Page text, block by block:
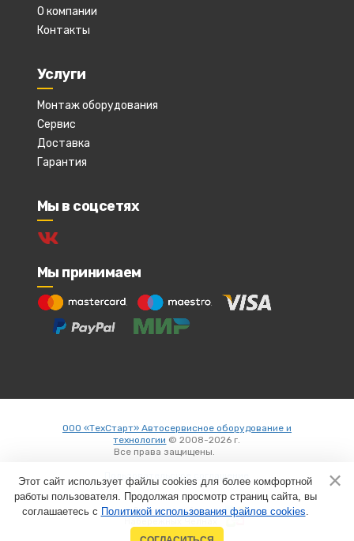
О компании
Контакты
Услуги
Монтаж оборудования
Сервис
Доставка
Гарантия
Мы в соцсетях
Мы принимаем
ООО «ТехСтарт» Автосервисное оборудование и
технологии © 2008-2026 г.
Все права защищены.
Пользовательское соглашение
Создание сайтов в
Этот сайт использует файлы cookies для более комфортной
работы пользователя. Продолжая просмотр страниц сайта, вы
соглашаетесь с Политикой использования файлов cookies.